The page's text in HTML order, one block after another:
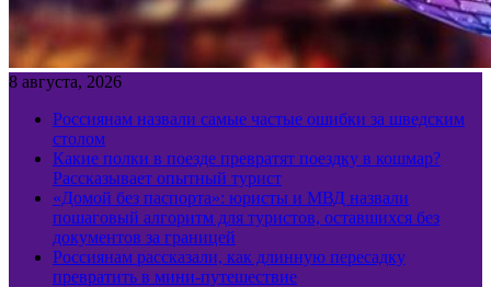
8 августа, 2026
Россиянам назвали самые частые ошибки за шведским
столом
Какие полки в поезде превратят поездку в кошмар?
Рассказывает опытный турист
«Домой без паспорта»: юристы и МВД назвали
пошаговый алгоритм для туристов, оставшихся без
документов за границей
Россиянам рассказали, как длинную пересадку
превратить в мини-путешествие